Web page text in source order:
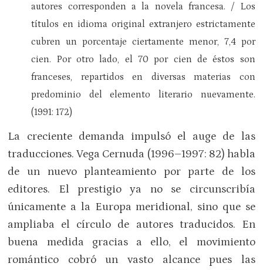
autores corresponden a la novela francesa. / Los
títulos en idioma original extranjero estrictamente
cubren un porcentaje ciertamente menor, 7,4 por
cien. Por otro lado, el 70 por cien de éstos son
franceses, repartidos en diversas materias con
predominio del elemento literario nuevamente.
(1991: 172)
La creciente demanda impulsó el auge de las
traducciones. Vega Cernuda (1996–1997: 82) habla
de un nuevo planteamiento por parte de los
editores. El prestigio ya no se circunscribía
únicamente a la Europa meridional, sino que se
ampliaba el círculo de autores traducidos. En
buena medida gracias a ello, el movimiento
romántico cobró un vasto alcance pues las